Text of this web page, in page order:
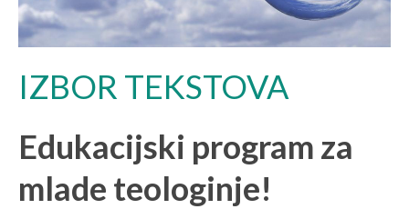
IZBOR TEKSTOVA
Edukacijski program za
mlade teologinje!